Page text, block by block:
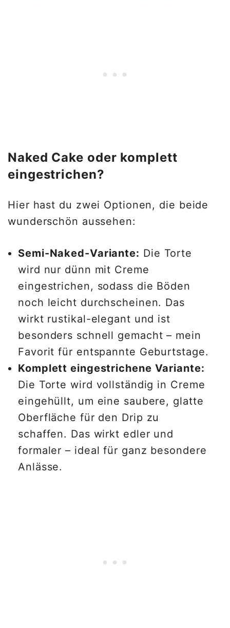
Naked Cake oder komplett
eingestrichen?
Hier hast du zwei Optionen, die beide
wunderschön aussehen:
Semi-Naked-Variante: Die Torte
wird nur dünn mit Creme
eingestrichen, sodass die Böden
noch leicht durchscheinen. Das
wirkt rustikal-elegant und ist
besonders schnell gemacht – mein
Favorit für entspannte Geburtstage.
Komplett eingestrichene Variante:
Die Torte wird vollständig in Creme
eingehüllt, um eine saubere, glatte
Oberfläche für den Drip zu
schaffen. Das wirkt edler und
formaler – ideal für ganz besondere
Anlässe.